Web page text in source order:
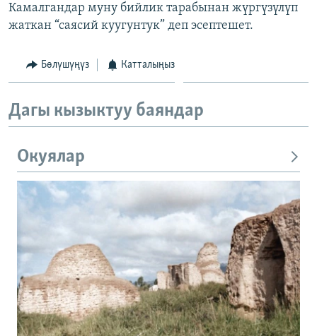
Камалгандар муну бийлик тарабынан жүргүзүлүп
жаткан “саясий куугунтук” деп эсептешет.
Бөлүшүңүз Катталыңыз
Дагы кызыктуу баяндар
Окуялар